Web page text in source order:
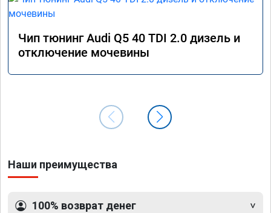
Чип тюнинг Audi Q5 40 TDI 2.0 дизель и
отключение мочевины
Наши преимущества
100% возврат денег